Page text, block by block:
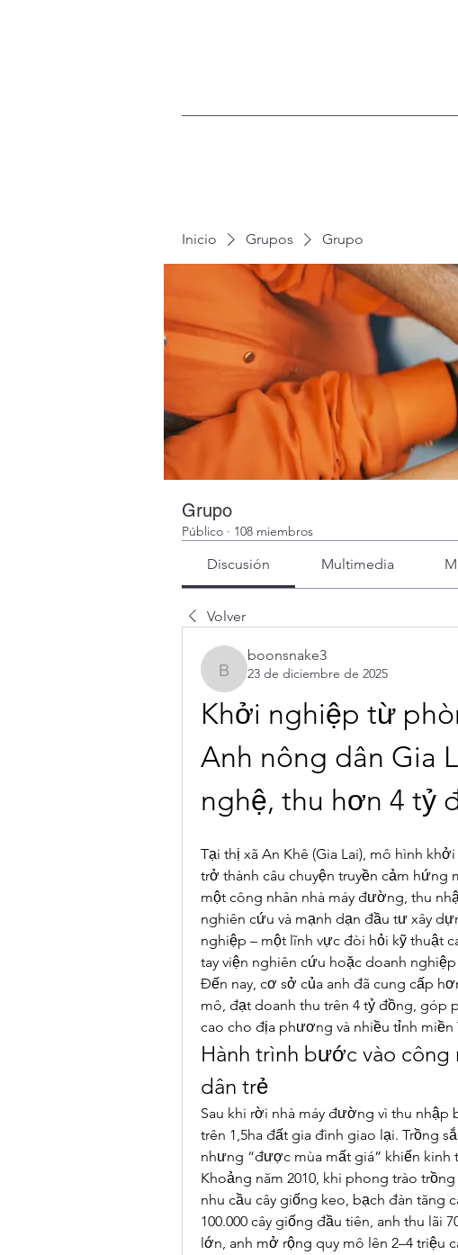
Inicio Grupos Grupo
Grupo
Público · 108 miembros
Discusión Multimedia
Volver
boonsnake3
boonsnake3
23 de diciembre de 2025
Khởi nghiệp từ
Anh nông dân Gia
nghệ, thu hơn 4 tỷ
Tại thị xã An Khê (Gia Lai), mô hình
trở thành câu chuyện truyền cảm hứng
một công nhân nhà máy đường, thu
nghiên cứu và mạnh dạn đầu tư xây
nghiệp – một lĩnh vực đòi hỏi kỹ thuật
tay viện nghiên cứu hoặc doanh
Đến nay, cơ sở của anh đã cung cấp
mô, đạt doanh thu trên 4 tỷ đồng, góp
cao cho địa phương và nhiều tỉnh miền
Hành trình bước vào công
dân trẻ
Sau khi rời nhà máy đường vì thu nhập
trên 1,5ha đất gia đình giao lại. Trồng
nhưng “được mùa mất giá” khiến kinh
Khoảng năm 2010, khi phong trào
nhu cầu cây giống keo, bạch đàn
100.000 cây giống đầu tiên, anh thu lãi
lớn, anh mở rộng quy mô lên 2–4 triệu